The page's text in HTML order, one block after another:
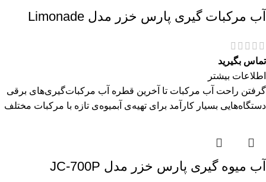
آب مرکبات گیری پارس خزر مدل Limonade
تماس بگیرید
اطلاعات بیشتر
گرفتن راحت آب مرکبات تا آخرین قطره آب مرکبات‌گیری‌های برقی
دستگاه‌هایی بسیار کارآمد برای تهیه‌ی آبمیوه‌ی تازه با مرکبات مختلف
آب میوه گیری پارس خزر مدل JC-700P